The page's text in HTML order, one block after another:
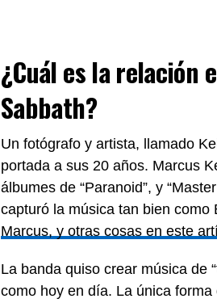
¿Cuál es la relación
Sabbath?
Un fotógrafo y artista, llamado
portada a sus 20 años. Marcus
álbumes de “Paranoid”, y
capturó la música tan bien como
Marcus, y otras cosas en este
La banda quiso crear música de
como hoy en día. La única